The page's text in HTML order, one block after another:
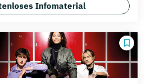
Infomaterial